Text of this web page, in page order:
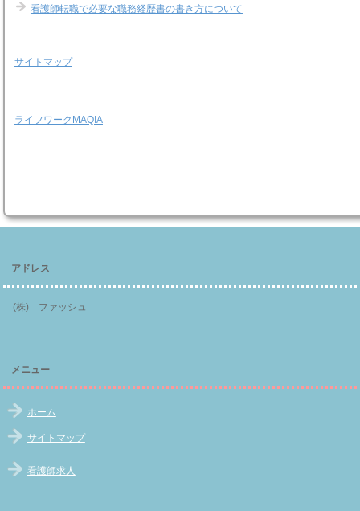
看護師転職で必要な職務経歴書の書き方について
サイトマップ
ライフワークMAQIA
アドレス
(株) ファッシュ
メニュー
ホーム
サイトマップ
看護師求人